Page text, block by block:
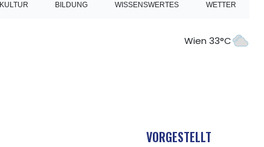
KULTUR BILDUNG WISSENSWERTES WETTER
Wien 33°C
VORGESTELLT